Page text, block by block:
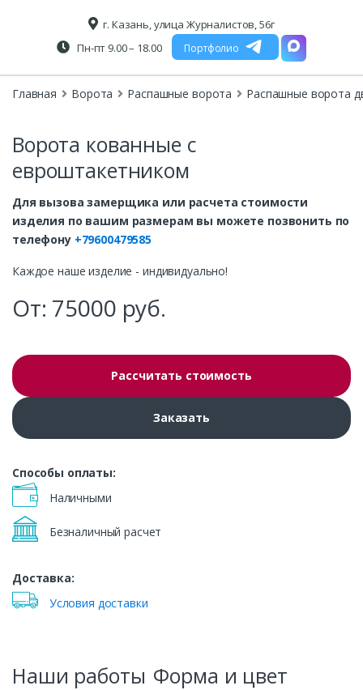
г. Казань, улица Журналистов, 56г
Пн-пт 9.00 – 18.00
Портфолио
Главная Ворота Распашные ворота Распашные ворота
Ворота кованные с
евроштакетником
Для вызова замерщика или расчета стоимости
изделия по вашим размерам вы можете позвонить по
телефону +79600479585
Каждое наше изделие - индивидуально!
От: 75000 руб.
Рассчитать стоимость
Заказать
Способы оплаты:
Наличными
Безналичный расчет
Доставка:
Условия доставки
Наши работы Форма и цвет